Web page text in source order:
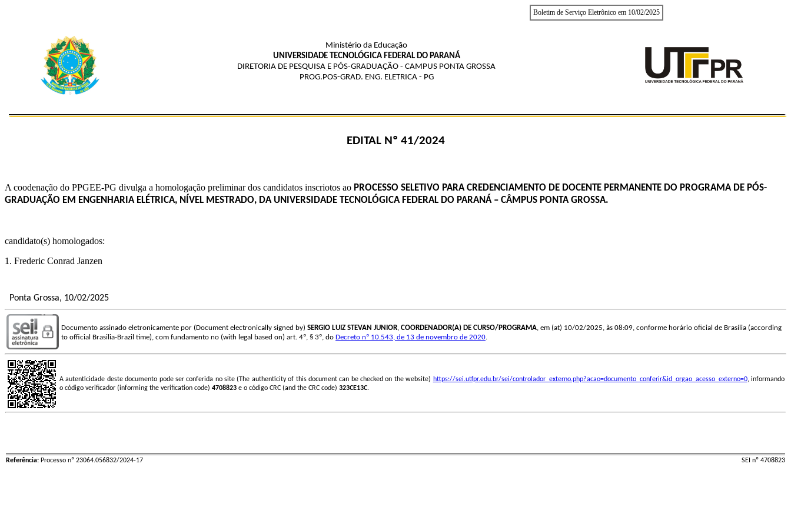
Boletim de Serviço Eletrônico em 10/02/2025
Ministério da Educação
UNIVERSIDADE TECNOLÓGICA FEDERAL DO PARANÁ
DIRETORIA DE PESQUISA E PÓS-GRADUAÇÃO - CAMPUS PONTA GROSSA
PROG.POS-GRAD. ENG. ELETRICA - PG
EDITAL Nº 41/2024
A coodenação do PPGEE-PG divulga a homologação preliminar dos candidatos inscriotos ao PROCESSO SELETIVO PARA CREDENCIAMENTO DE DOCENTE PERMANENTE DO PROGRAMA DE PÓS-
GRADUAÇÃO EM ENGENHARIA ELÉTRICA, NÍVEL MESTRADO, DA UNIVERSIDADE TECNOLÓGICA FEDERAL DO PARANÁ – CÂMPUS PONTA GROSSA.
candidato(s) homologados:
1. Frederic Conrad Janzen
Ponta Grossa, 10/02/2025
Documento assinado eletronicamente por (Document electronically signed by) SERGIO LUIZ STEVAN JUNIOR, COORDENADOR(A) DE CURSO/PROGRAMA, em (at) 10/02/2025, às 08:09, conforme horário oficial de Brasília (according
to official Brasilia-Brazil time), com fundamento no (with legal based on) art. 4º, § 3º, do Decreto nº 10.543, de 13 de novembro de 2020.
A autenticidade deste documento pode ser conferida no site (The authenticity of this document can be checked on the website) https://sei.utfpr.edu.br/sei/controlador_externo.php?acao=documento_conferir&id_orgao_acesso_externo=0, informando
o código verificador (informing the verification code) 4708823 e o código CRC (and the CRC code) 323CE13C.
Referência: Processo nº 23064.056832/2024-17 SEI nº 4708823